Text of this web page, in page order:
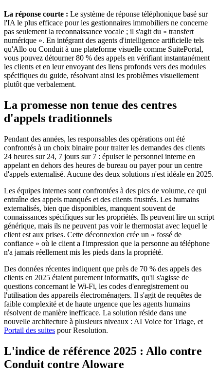
La réponse courte : Le système de réponse téléphonique basé sur
l'IA le plus efficace pour les gestionnaires immobiliers ne concerne
pas seulement la reconnaissance vocale ; il s'agit du « transfert
numérique ». En intégrant des agents d'intelligence artificielle tels
qu'Allo ou Conduit à une plateforme visuelle comme SuitePortal,
vous pouvez détourner 80 % des appels en vérifiant instantanément
les clients et en leur envoyant des liens profonds vers des modules
spécifiques du guide, résolvant ainsi les problèmes visuellement
plutôt que verbalement.
La promesse non tenue des centres
d'appels traditionnels
Pendant des années, les responsables des opérations ont été
confrontés à un choix binaire pour traiter les demandes des clients
24 heures sur 24, 7 jours sur 7 : épuiser le personnel interne en
appelant en dehors des heures de bureau ou payer pour un centre
d'appels externalisé. Aucune des deux solutions n'est idéale en 2025.
Les équipes internes sont confrontées à des pics de volume, ce qui
entraîne des appels manqués et des clients frustrés. Les humains
externalisés, bien que disponibles, manquent souvent de
connaissances spécifiques sur les propriétés. Ils peuvent lire un script
générique, mais ils ne peuvent pas voir le thermostat avec lequel le
client est aux prises. Cette déconnexion crée un « fossé de
confiance » où le client a l'impression que la personne au téléphone
n'a jamais réellement mis les pieds dans la propriété.
Des données récentes indiquent que près de 70 % des appels des
clients en 2025 étaient purement informatifs, qu'il s'agisse de
questions concernant le Wi-Fi, les codes d'enregistrement ou
l'utilisation des appareils électroménagers. Il s'agit de requêtes de
faible complexité et de haute urgence que les agents humains
résolvent de manière inefficace. La solution réside dans une
nouvelle architecture à plusieurs niveaux : AI Voice for Triage, et
Portail des suites pour Resolution.
L'indice de référence 2025 : Allo contre
Conduit contre Aloware